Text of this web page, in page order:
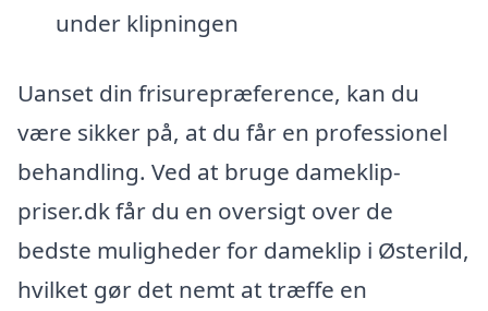
under klipningen
Uanset din frisurepræference, kan du
være sikker på, at du får en professionel
behandling. Ved at bruge dameklip-
priser.dk får du en oversigt over de
bedste muligheder for dameklip i Østerild,
hvilket gør det nemt at træffe en